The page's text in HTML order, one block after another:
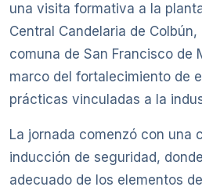
una visita formativa a la
Central Candelaria de
comuna de San Francisco de
marco del fortalecimiento de
prácticas vinculadas a la
La jornada comenzó con una
inducción de seguridad,
adecuado de los elementos